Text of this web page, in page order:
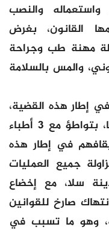
والنصب
القانون، بغرض
مهنة طب وجراحة
والمس بالسلامة
إطار هذه القضية،
أن اثنين من المشتبه فيهم قاما، بتواطؤ مع 3 أطباء
في إطار هذه
جميع العمليات
سلا، مع إخضاع
صارخ للقوانين
وهو ما تسبب في